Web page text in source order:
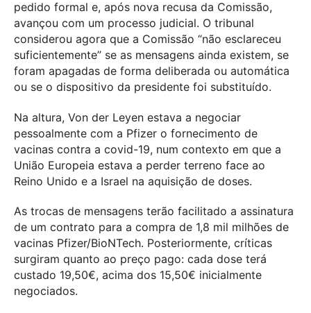
pedido formal e, após nova recusa da Comissão,
avançou com um processo judicial. O tribunal
considerou agora que a Comissão “não esclareceu
suficientemente” se as mensagens ainda existem, se
foram apagadas de forma deliberada ou automática
ou se o dispositivo da presidente foi substituído.
Na altura, Von der Leyen estava a negociar
pessoalmente com a Pfizer o fornecimento de
vacinas contra a covid-19, num contexto em que a
União Europeia estava a perder terreno face ao
Reino Unido e a Israel na aquisição de doses.
As trocas de mensagens terão facilitado a assinatura
de um contrato para a compra de 1,8 mil milhões de
vacinas Pfizer/BioNTech. Posteriormente, críticas
surgiram quanto ao preço pago: cada dose terá
custado 19,50€, acima dos 15,50€ inicialmente
negociados.